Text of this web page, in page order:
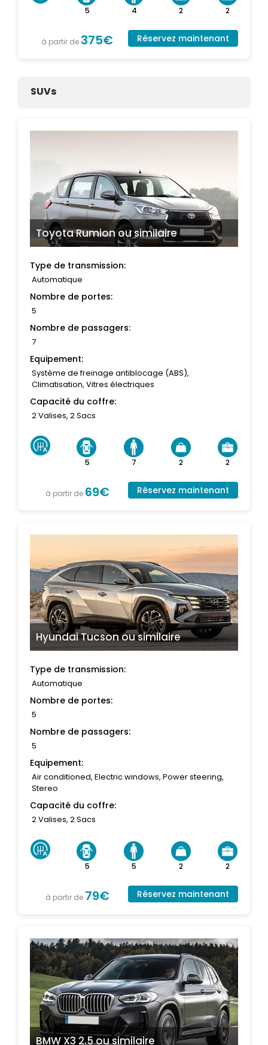
5 4 2 2
à partir de 375€ Réservez maintenant
SUVs
Toyota Rumionou similaire
Type de transmission:
Automatique
Nombre de portes:
5
Nombre de passagers:
7
Equipement:
Système de freinage antiblocage (ABS),
Climatisation, Vitres électriques
Capacité du coffre:
2 Valises, 2 Sacs
5 7 2 2
à partir de 69€ Réservez maintenant
Hyundai Tucsonou similaire
Type de transmission:
Automatique
Nombre de portes:
5
Nombre de passagers:
5
Equipement:
Air conditioned, Electric windows, Power steering,
Stereo
Capacité du coffre:
2 Valises, 2 Sacs
5 5 2 2
à partir de 79€ Réservez maintenant
BMW X3 2.5ou similaire